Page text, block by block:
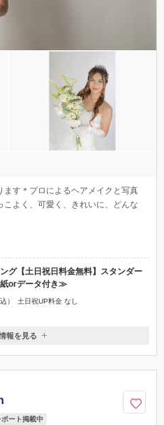
す＊プロによるヘアメイクと写真
よく、可愛く、きれいに、どんな
グ【土日祝日料金無料】スタンダー
orデータ付き≫
） 土日祝UP料金 なし
ュータウンアネックスA棟3F
報を見る
ート掲載中